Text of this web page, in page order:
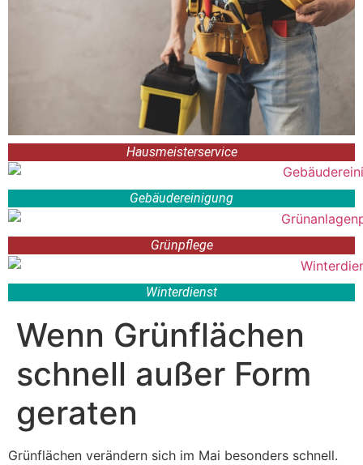
Hausmeisterservice
Gebäudereinigung
Grünpflege
Winterdienst
Wenn Grünflächen
schnell außer Form
geraten
Grünflächen verändern sich im Mai besonders schnell.